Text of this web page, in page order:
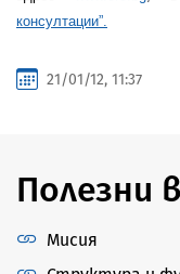
консултации”.
21/01/12, 11:37
Полезни
Мисия